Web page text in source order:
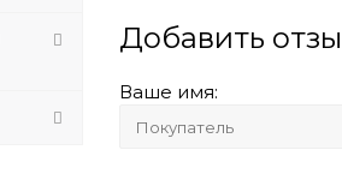
Добавить
Ваше имя: